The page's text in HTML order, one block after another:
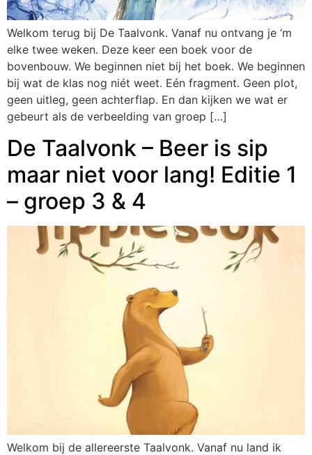
Welkom terug bij De Taalvonk. Vanaf nu ontvang je ‘m
elke twee weken. Deze keer een boek voor de
bovenbouw. We beginnen niet bij het boek. We beginnen
bij wat de klas nog niét weet. Eén fragment. Geen plot,
geen uitleg, geen achterflap. En dan kijken we wat er
gebeurt als de verbeelding van groep […]
De Taalvonk – Beer is sip
maar niet voor lang! Editie 1
– groep 3 & 4
Welkom bij de allereerste Taalvonk. Vanaf nu land ik